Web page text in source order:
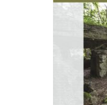
dwóch dekad pozwala Autorom
najbliższych perspektyw rozwoju
recenzji prof. dr hab. Danuty Minty-Tworzowskiej (...)
stanowi nową i atrakcyjną formę
dla wypracowania nowej
doxa, oraz jej adekwatnej
zajmująca się czasami
przemyślenia zasadniczych
celów, zadań, priorytetów oraz zobowiązań. fragment
współczesności - określana w
contemporary past, archaeology
interdyscyplinarny nurt
szeroko rozumiana
i przekształcenia krajobrazów